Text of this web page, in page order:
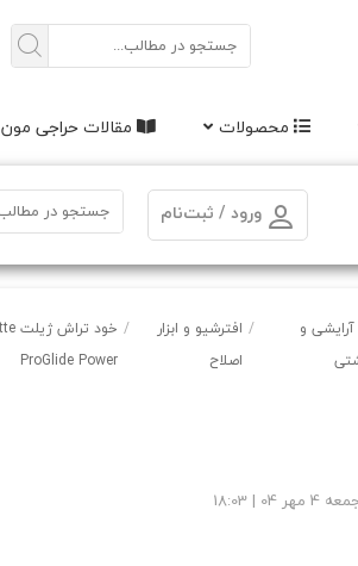
محصولات مقالات حراجی مون
ورود / ثبت‌نام
آرایشی و
/ افترشیو و ابزار
اصلاح
/
ProGlide Power
4 مهر 04 | 18:03